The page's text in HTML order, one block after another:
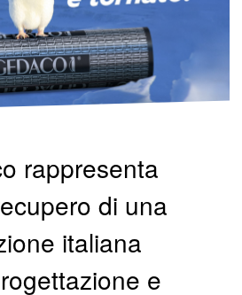
rappresenta
di una
italiana
e